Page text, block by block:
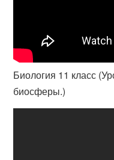
Биология 11 класс
биосферы.)